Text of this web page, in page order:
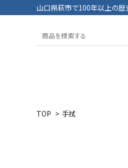
山口県萩市で100年以上の
TOP > 手拭